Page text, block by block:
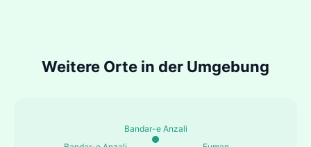
Weitere Orte in der Umgebung
Bandar-e Anzali